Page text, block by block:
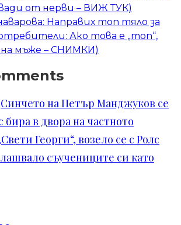
от нерви – ВИЖ ТУК)
Направих топ тяло за
Ако това е „топ“,
мъже – СНИМКИ)
Синчето на Петър Манджуков се
бира в двора на частното
Георги“, возело се с Ролс
съучениците си като